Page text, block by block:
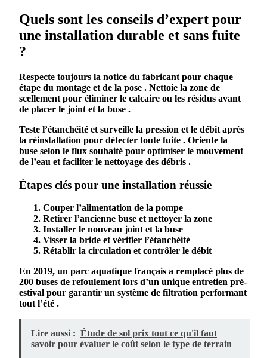
Quels sont les conseils d’expert pour
une installation durable et sans fuite
?
Respecte toujours la notice du fabricant pour chaque
étape du montage et de la pose . Nettoie la zone de
scellement pour éliminer le calcaire ou les résidus avant
de placer le joint et la buse .
Teste l’étanchéité et surveille la pression et le débit après
la réinstallation pour détecter toute fuite . Oriente la
buse selon le flux souhaité pour optimiser le mouvement
de l’eau et faciliter le nettoyage des débris .
Étapes clés pour une installation réussie
Couper l’alimentation de la pompe
Retirer l’ancienne buse et nettoyer la zone
Installer le nouveau joint et la buse
Visser la bride et vérifier l’étanchéité
Rétablir la circulation et contrôler le débit
En 2019, un parc aquatique français a remplacé plus de
200 buses de refoulement lors d’un unique entretien pré-
estival pour garantir un système de filtration performant
tout l’été .
Lire aussi : Étude de sol prix tout ce qu'il faut
savoir pour évaluer le coût selon le type de terrain